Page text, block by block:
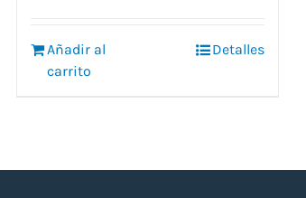
era:
18,24 €.
Añadir al
carrito
Detalles